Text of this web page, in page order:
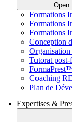
Open
Formations
Formations
Formations
Conception
Organisation
Tutorat
Coaching
Plan de
Expertises &